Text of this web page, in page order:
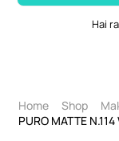
Hai
Home Shop
PURO MATTE